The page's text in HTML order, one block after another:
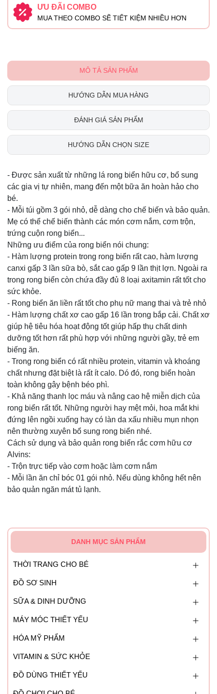
ƯU ĐÃI COMBO
MUA THEO COMBO SẼ TIẾT KIỆM NHIỀU HƠN
MÔ TẢ SẢN PHẨM
HƯỚNG DẪN MUA HÀNG
ĐÁNH GIÁ SẢN PHẨM
HƯỚNG DẪN CHỌN SIZE
- Được sản xuất từ những lá rong biển hữu cơ, bổ sung
các gia vị tự nhiên, mang đến một bữa ăn hoàn hảo cho
bé.
- Mỗi túi gồm 3 gói nhỏ, dễ dàng cho chế biến và bảo quản.
Mẹ có thể chế biến thành các món cơm nắm, cơm trộn,
trứng cuộn rong biển...
Những ưu điểm của rong biển nói chung:
- Hàm lượng protein trong rong biển rất cao, hàm lượng
canxi gấp 3 lần sữa bò, sắt cao gấp 9 lần thịt lợn. Ngoài ra
trong rong biển còn chứa đầy đủ 8 loại axitamin rất tốt cho
sức khỏe.
- Rong biển ăn liền rất tốt cho phụ nữ mang thai và trẻ nhỏ
- Hàm lượng chất xơ cao gấp 16 lần trong bắp cải. Chất xơ
giúp hệ tiêu hóa hoạt động tốt giúp hấp thụ chất dinh
dưỡng tốt hơn rất phù hợp với những người gầy, trẻ em
biếng ăn.
- Trong rong biển có rất nhiều protein, vitamin và khoáng
chất nhưng đặt biệt là rất ít calo. Dó đó, rong biển hoàn
toàn không gây bệnh béo phì.
- Khả năng thanh lọc máu và nâng cao hệ miễn dịch của
rong biển rất tốt. Những người hay mệt mỏi, hoa mắt khi
đứng lên ngồi xuống hay có làn da xấu nhiều mụn nhọn
nên thường xuyên bổ sung rong biển nhé.
Cách sử dụng và bảo quản rong biển rắc cơm hữu cơ
Alvins:
- Trộn trực tiếp vào cơm hoặc làm cơm nắm
- Mỗi lần ăn chỉ bóc 01 gói nhỏ. Nếu dùng không hết nên
bảo quản ngăn mát tủ lạnh.
DANH MỤC SẢN PHẨM
THỜI TRANG CHO BÉ
ĐỒ SƠ SINH
SỮA & DINH DƯỠNG
MÁY MÓC THIẾT YẾU
HÓA MỸ PHẨM
VITAMIN & SỨC KHỎE
ĐỒ DÙNG THIẾT YẾU